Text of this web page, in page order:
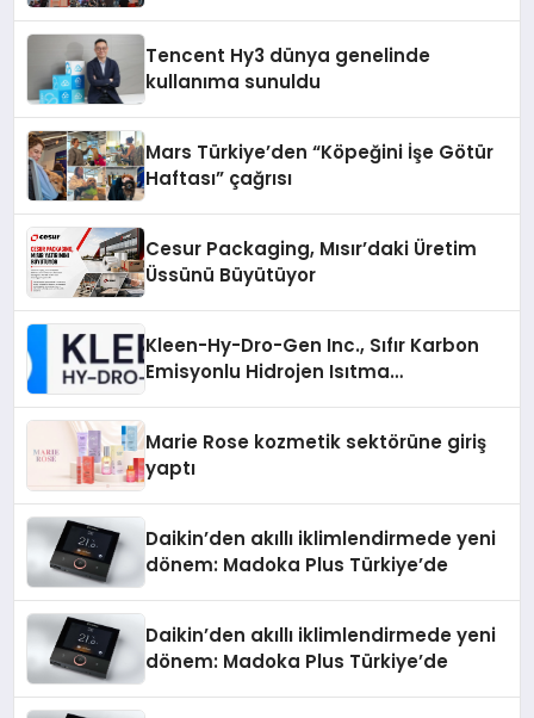
Tencent Hy3 dünya genelinde
kullanıma sunuldu
Mars Türkiye’den “Köpeğini İşe Götür
Haftası” çağrısı
Cesur Packaging, Mısır’daki Üretim
Üssünü Büyütüyor
Kleen-Hy-Dro-Gen Inc., Sıfır Karbon
Emisyonlu Hidrojen Isıtma
Marie Rose kozmetik sektörüne giriş
yaptı
Daikin’den akıllı iklimlendirmede yeni
dönem: Madoka Plus Türkiye’de
Daikin’den akıllı iklimlendirmede yeni
dönem: Madoka Plus Türkiye’de